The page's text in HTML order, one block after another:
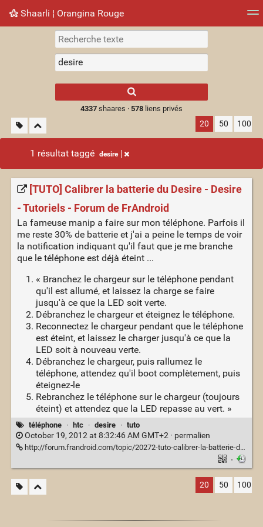
Shaarli ¦ Orangina Rouge
Nuage de tags Mur d'images
results.
4337shaares · 578liens privés
20 50 100
1 résultat taggé desire
[TUTO] Calibrer la batterie du Desire - Desire
- Tutoriels - Forum de FrAndroid
La fameuse manip a faire sur mon téléphone. Parfois il
me reste 30% de batterie et j'ai a peine le temps de voir
la notification indiquant qu'il faut que je me branche
que le téléphone est déjà éteint ...
« Branchez le chargeur sur le téléphone pendant
qu'il est allumé, et laissez la charge se faire
jusqu'à ce que la LED soit verte.
Débranchez le chargeur et éteignez le téléphone.
Reconnectez le chargeur pendant que le téléphone
est éteint, et laissez le charger jusqu'à ce que la
LED soit à nouveau verte.
Débranchez le chargeur, puis rallumez le
téléphone, attendez qu'il boot complètement, puis
éteignez-le
Rebranchez le téléphone sur le chargeur (toujours
éteint) et attendez que la LED repasse au vert. »
téléphone · htc · desire · tuto
October 19, 2012 at 8:32:46 AM GMT+2 · permalien
http://forum.frandroid.com/topic/20272-tuto-calibrer-la-batterie-du-desire/
·
20 50 100